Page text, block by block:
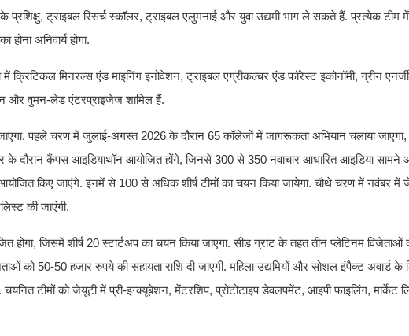
ट्राइबल रिसर्च स्कॉलर, ट्राइबल एलुमनाई और युवा उद्यमी भाग ले सकते हैं. प्रत्येक
अनिवार्य होगा.
क्रिटिकल मिनरल्स एंड माइनिंग इनोवेशन, ट्राइबल एग्रीकल्चर एंड फॉरेस्ट इकोनॉमी, ग्रीन
और वुमन-लेड एंटरप्राइजेज शामिल हैं.
पहले चरण में जुलाई-अगस्त 2026 के दौरान 65 कॉलेजों में जागरूकता अभियान चलाया
के दौरान कैंपस आइडियाथॉन आयोजित होंगे, जिनसे 300 से 350 नवाचार आधारित आइडिया
किए जाएंगे. इनमें से 100 से अधिक शीर्ष टीमों का चयन किया जायेगा. चौथे चरण में नवंबर में
की जाएंगी.
होगा, जिसमें शीर्ष 20 स्टार्टअप का चयन किया जाएगा. सीड ग्रांट के तहत तीन प्लेटिनम विजेताओं
को 50-50 हजार रुपये की सहायता राशि दी जाएगी. महिला उद्यमियों और सोशल इंपैक्ट अवार्ड के
टीमों को जेयूटी में प्री-इन्क्यूबेशन, मेंटरशिप, प्रोटोटाइप डेवलपमेंट, आइपी फाइलिंग,